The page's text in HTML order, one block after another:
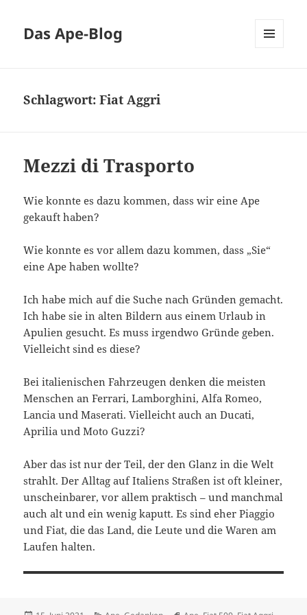
Das Ape-Blog
Schlagwort:Fiat Aggri
Mezzi di Trasporto
Wie konnte es dazu kommen, dass wir eine Ape
gekauft haben?
Wie konnte es vor allem dazu kommen, dass „Sie“
eine Ape haben wollte?
Ich habe mich auf die Suche nach Gründen gemacht.
Ich habe sie in alten Bildern aus einem Urlaub in
Apulien gesucht. Es muss irgendwo Gründe geben.
Vielleicht sind es diese?
Bei italienischen Fahrzeugen denken die meisten
Menschen an Ferrari, Lamborghini, Alfa Romeo,
Lancia und Maserati. Vielleicht auch an Ducati,
Aprilia und Moto Guzzi?
Aber das ist nur der Teil, der den Glanz in die Welt
strahlt. Der Alltag auf Italiens Straßen ist oft kleiner,
unscheinbarer, vor allem praktisch – und manchmal
auch alt und ein wenig kaputt. Es sind eher Piaggio
und Fiat, die das Land, die Leute und die Waren am
Laufen halten.